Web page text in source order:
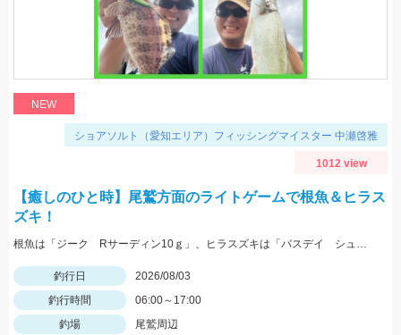
NEW
ショアソルト（愛知エリア）フィッシングマイスター 中瀬啓雅
1012 view
【癒しのひと時】尾鷲方面のライトゲームで根魚＆ヒラス
ズキ！
根魚は「ジーク Rサーディン10ｇ」、ヒラスズキは「バスデイ シュガペン70Ｆ」が好調！
釣行日
2026/08/03
釣行時間
06:00～17:00
釣場
尾鷲周辺